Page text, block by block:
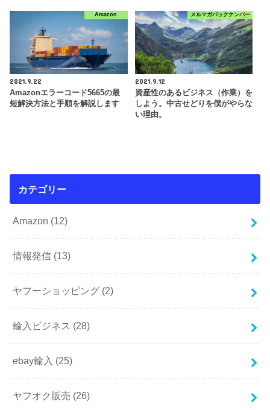
Amazon
2021.9.22
Amazonエラーコード5665の最
短解決方法と手順を解説します
メルマガバックナンバー
2021.9.12
資産性のあるビジネス（作業）を
しよう。中古せどりを僕がやらな
い理由。
カテゴリー
Amazon (12)
情報発信 (13)
ヤフーショッピング (2)
輸入ビジネス (28)
ebay輸入 (25)
ヤフオク販売 (26)